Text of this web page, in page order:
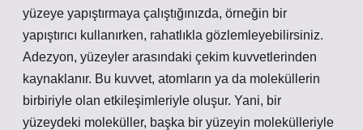
yüzeye yapıştırmaya çalıştığınızda, örneğin bir
yapıştırıcı kullanırken, rahatlıkla gözlemleyebilirsiniz.
Adezyon, yüzeyler arasındaki çekim kuvvetlerinden
kaynaklanır. Bu kuvvet, atomların ya da moleküllerin
birbiriyle olan etkileşimleriyle oluşur. Yani, bir
yüzeydeki moleküller, başka bir yüzeyin molekülleriyle